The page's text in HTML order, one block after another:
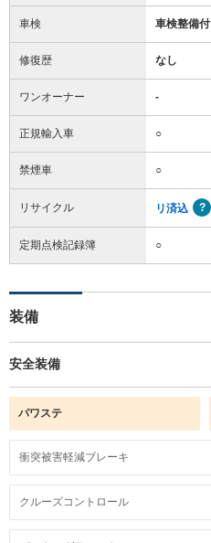
車検 車検整備付
修復歴 なし
ワンオーナー -
正規輸入車 ○
禁煙車 ○
リサイクル リ済込
定期点検記録簿 ○
装備
安全装備
パワステ
衝突被害軽減ブレーキ
クルーズコントロール